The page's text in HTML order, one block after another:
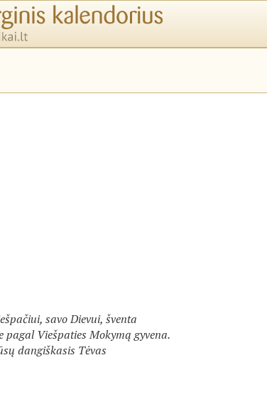
savo Dievui, šventa
pagal Viešpaties Mokymą gyvena.
dangiškasis Tėvas